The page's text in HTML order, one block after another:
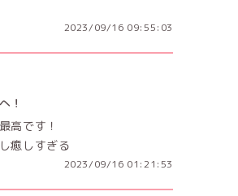
2023/09/16 09:55:03
！
高です！
癒しすぎる
2023/09/16 01:21:53